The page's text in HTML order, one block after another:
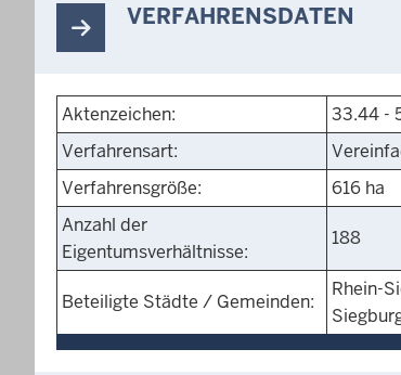
VERFAHRENSDATEN
Aktenzeichen:
33.44 -
Verfahrensart:
Verfahrensgröße:
616 ha
Anzahl der
Eigentumsverhältnisse:
188
Beteiligte Städte / Gemeinden:
Rhein-